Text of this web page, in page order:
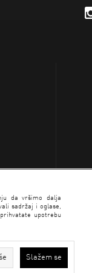
da vršimo dalja
sadržaj i oglase,
upotrebu
Slažem se